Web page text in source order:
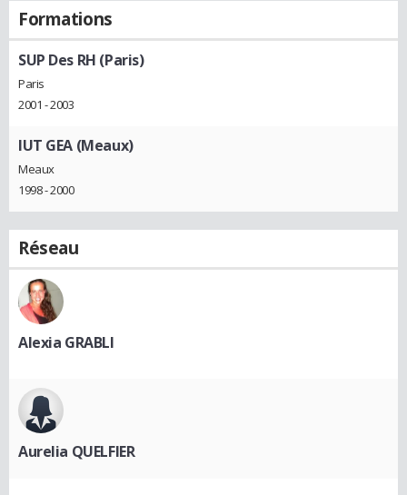
Formations
SUP Des RH (Paris)
Paris
2001 - 2003
IUT GEA (Meaux)
Meaux
1998 - 2000
Réseau
Alexia GRABLI
Aurelia QUELFIER